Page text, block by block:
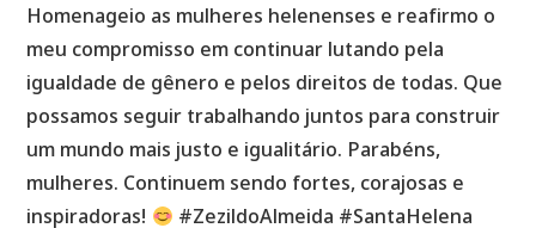
Homenageio as mulheres helenenses e reafirmo o
meu compromisso em continuar lutando pela
igualdade de gênero e pelos direitos de todas. Que
possamos seguir trabalhando juntos para construir
um mundo mais justo e igualitário. Parabéns,
mulheres. Continuem sendo fortes, corajosas e
inspiradoras!
#ZezildoAlmeida #SantaHelena